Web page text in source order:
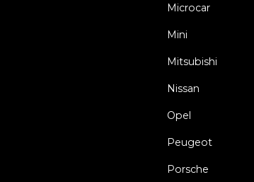
Microcar
Mini
Mitsubishi
Nissan
Opel
Peugeot
Porsche